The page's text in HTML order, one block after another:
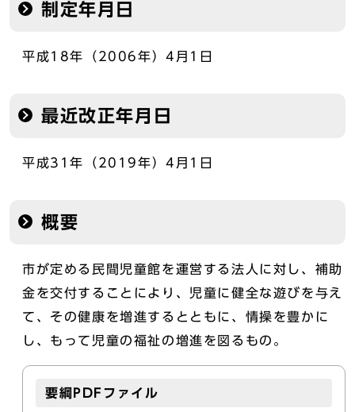
制定年月日
平成18年（2006年）4月1日
最近改正年月日
平成31年（2019年）4月1日
概要
市が定める民間児童館を運営する法人に対し、補助
金を交付することにより、児童に健全な遊びを与え
て、その健康を増進するとともに、情操を豊かに
し、もって児童の福祉の増進を図るもの。
要綱PDFファイル